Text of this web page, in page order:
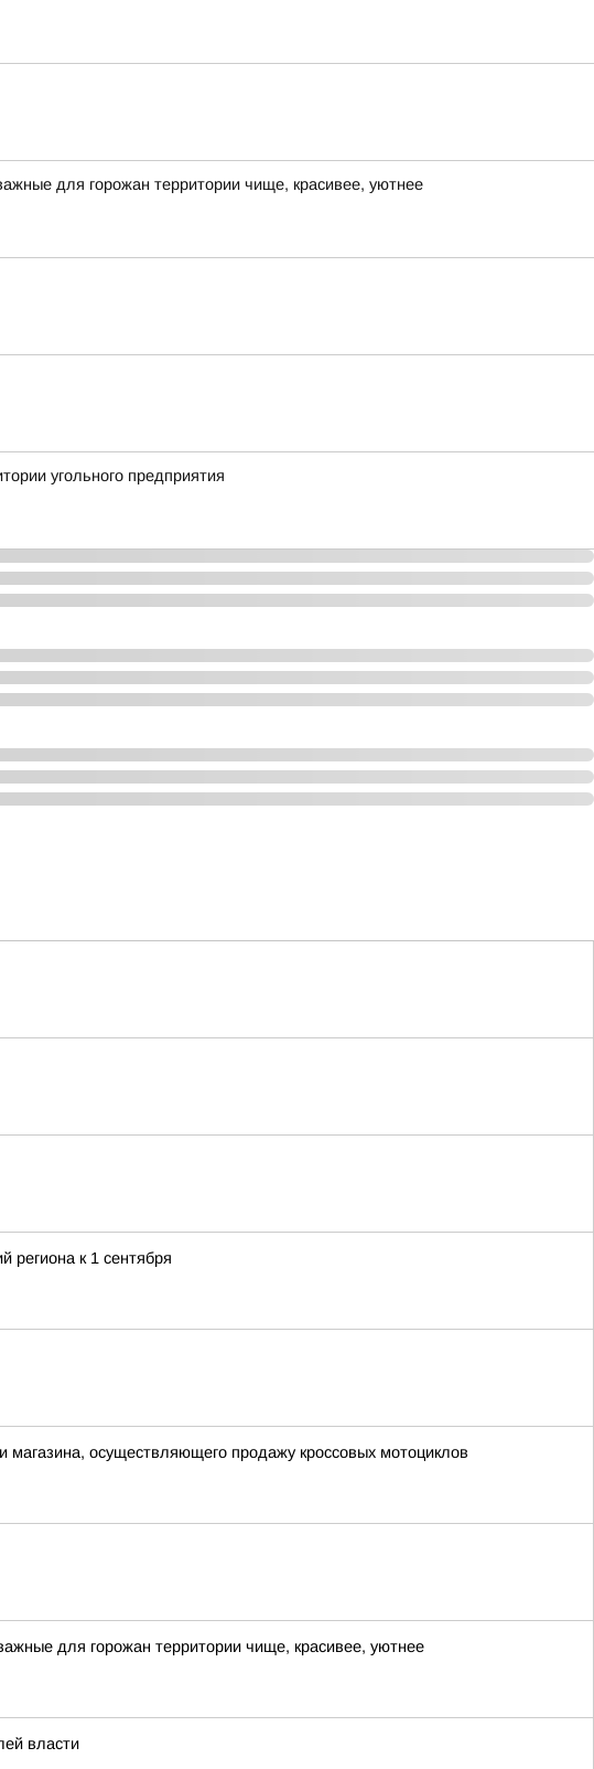
для горожан территории чище, красивее, уютнее
угольного предприятия
региона к 1 сентября
магазина, осуществляющего продажу кроссовых мотоциклов
для горожан территории чище, красивее, уютнее
власти